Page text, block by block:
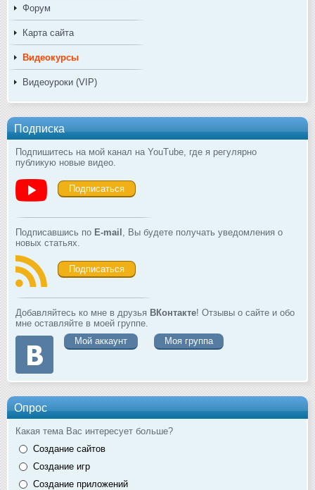
Форум
Карта сайта
Видеокурсы
Видеоуроки (VIP)
Подписка
Подпишитесь на мой канал на YouTube, где я регулярно
публикую новые видео.
Подписаться
Подписавшись по E-mail
, Вы будете получать уведомления о
новых статьях.
Подписаться
Добавляйтесь ко мне в друзья ВКонтакте! Отзывы о сайте и обо
мне оставляйте в моей группе.
Мой аккаунт
Моя группа
Опрос
Какая тема Вас интересует больше?
Создание сайтов
Создание игр
Создание приложений